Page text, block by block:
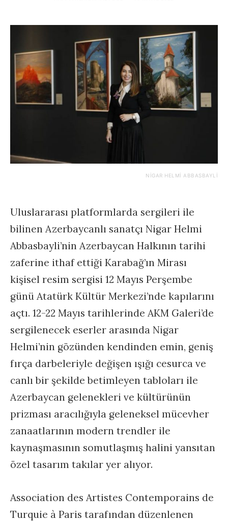
NIGAR HELMI ABBASBAYLI
Uluslararası platformlarda sergileri ile
bilinen Azerbaycanlı sanatçı Nigar Helmi
Abbasbayli’nin Azerbaycan Halkının tarihi
zaferine ithaf ettiği Karabağ’ın Mirası
kişisel resim sergisi 12 Mayıs Perşembe
günü Atatürk Kültür Merkezi’nde kapılarını
açtı. 12-22 Mayıs tarihlerinde AKM Galeri’de
sergilenecek eserler arasında Nigar
Helmi’nin gözünden kendinden emin, geniş
fırça darbeleriyle değişen ışığı cesurca ve
canlı bir şekilde betimleyen tabloları ile
Azerbaycan gelenekleri ve kültürünün
prizması aracılığıyla geleneksel mücevher
zanaatlarının modern trendler ile
kaynaşmasının somutlaşmış halini yansıtan
özel tasarım takılar yer alıyor.
Association des Artistes Contemporains de
Turquie à Paris tarafından düzenlenen